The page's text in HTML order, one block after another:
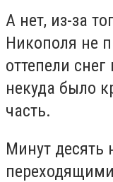
А нет, из-за
Никополя не
оттепели
некуда было
часть.
Минут десять